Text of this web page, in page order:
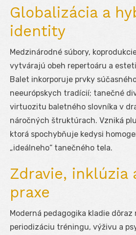
Globalizácia a
identity
Medzinárodné súbory,
vytvárajú obeh repertoáru a
Balet inkorporuje prvky
neeurópskych tradícií; tanečné
virtuozitu baletného slovníka v
náročných štruktúrach. Vzniká
ktorá spochybňuje kedysi
„ideálneho“ tanečného tela.
Zdravie, inklúzia
praxe
Moderná pedagogika kladie
periodizáciu tréningu, výživu a